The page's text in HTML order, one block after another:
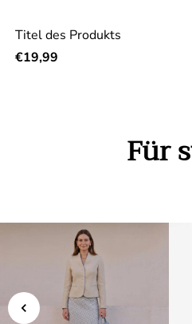
Titel des Produkts
Regulärer Preis
€19,99
Für